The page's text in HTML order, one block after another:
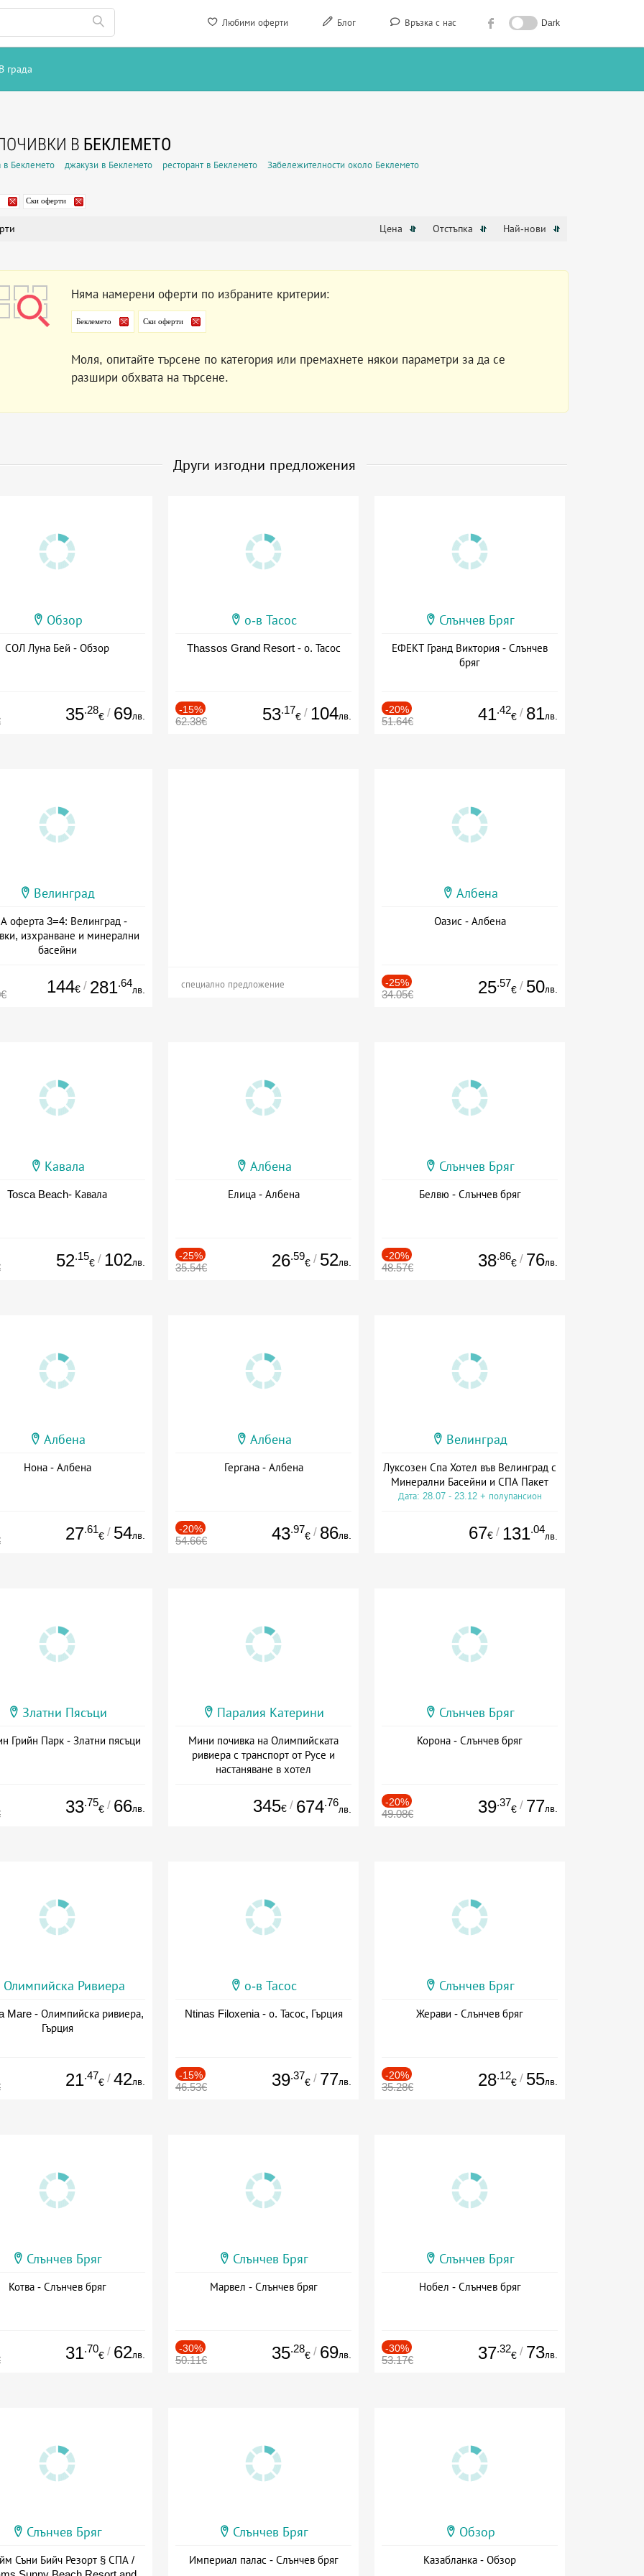
Любими оферти Блог Връзка с нас Dark
В града
В БЕКЛЕМЕТО
в Беклемето джакузи в Беклемето ресторант в Беклемето Забележителности около Беклемето
Ски оферти
Цена Отстъпка Най-нови
Няма намерени оферти по избраните критерии:
Беклемето Ски оферти
Моля, опитайте търсене по категория или премахнете някои параметри за да се
разшири обхвата на търсене.
Други изгодни предложения
Обзор
СОЛ Луна Бей - Обзор
35.28
€ / 69лв.
о-в Тасос
Thassos Grand Resort - о. Тасос
-15%
62.38€ 53.17
€ / 104лв.
Слънчев Бряг
ЕФЕКТ Гранд Виктория - Слънчев
бряг
-20%
51.64€ 41.42
€ / 81лв.
Велинград
оферта 3=4: Велинград -
изхранване и минерални
басейни
144€ / 281.64
лв. специално предложение
Албена
Оазис - Албена
-25%
34.05€ 25.57
€ / 50лв.
Кавала
Tosca Beach- Кавала
52.15
€ / 102лв.
Албена
Елица - Албена
-25%
35.54€ 26.59
€ / 52лв.
Слънчев Бряг
Белвю - Слънчев бряг
-20%
48.57€ 38.86
€ / 76лв.
Албена
Нона - Албена
27.61
€ / 54лв.
Албена
Гергана - Албена
-20%
54.66€ 43.97
€ / 86лв.
Велинград
Луксозен Спа Хотел във Велинград с
Минерални Басейни и СПА Пакет
Дата: 28.07 - 23.12 + полупансион
67€ / 131.04
лв.
Златни Пясъци
Грийн Парк - Златни пясъци
33.75
€ / 66лв.
Паралия Катерини
Мини почивка на Олимпийската
ривиера с транспорт от Русе и
настаняване в хотел
345€ / 674.76
лв.
Слънчев Бряг
Корона - Слънчев бряг
-20%
49.08€ 39.37
€ / 77лв.
Олимпийска Ривиера
Mare - Олимпийска ривиера,
Гърция
21.47
€ / 42лв.
о-в Тасос
Ntinas Filoxenia - о. Тасос, Гърция
-15%
46.53€ 39.37
€ / 77лв.
Слънчев Бряг
Жерави - Слънчев бряг
-20%
35.28€ 28.12
€ / 55лв.
Слънчев Бряг
Котва - Слънчев бряг
31.70
€ / 62лв.
Слънчев Бряг
Марвел - Слънчев бряг
-30%
50.11€ 35.28
€ / 69лв.
Слънчев Бряг
Нобел - Слънчев бряг
-30%
53.17€ 37.32
€ / 73лв.
Слънчев Бряг
Съни Бийч Резорт § СПА /
Слънчев Бряг
Империал палас - Слънчев бряг
Обзор
Казабланка - Обзор